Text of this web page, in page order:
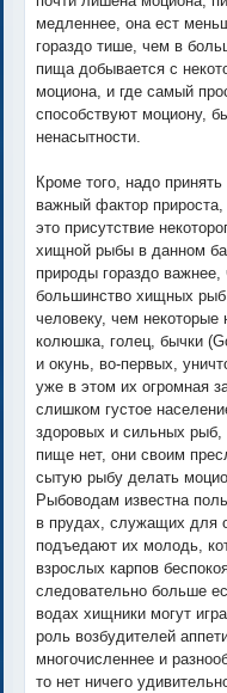
медленнее, она ест
гораздо тише, чем в
пища добывается с
моциона, и где самый
способствуют моциону,
ненасытности.
Кроме того, надо
важный фактор
это присутствие
хищной рыбы в данном
природы гораздо
большинство хищных рыб
человеку, чем некоторые
колюшка, голец, бычки
и окунь, во-первых,
уже в этом их огромная
слишком густое
здоровых и сильных рыб,
пище нет, они своим
сытую рыбу делать
Рыбоводам известна
в прудах, служащих для
подъедают их молодь,
взрослых карпов
следовательно больше
водах хищники могут
роль возбудителей
многочисленнее и
то нет ничего